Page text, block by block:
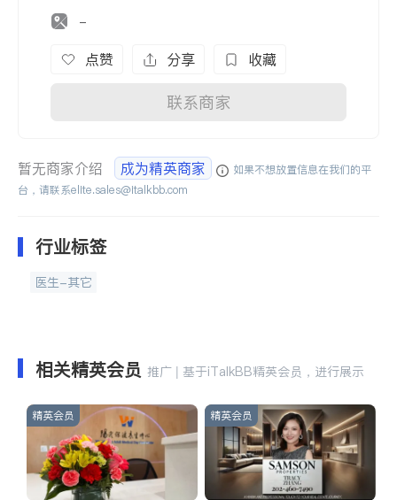
-
点赞 分享 收藏
联系商家
暂无商家介绍 成为精英商家
如果不想放置信息在我们的平
台，请联系elite.sales@italkbb.com
行业标签
医生-其它
相关精英会员 推广 | 基于iTalkBB精英会员，进行展示
精英会员 精英会员